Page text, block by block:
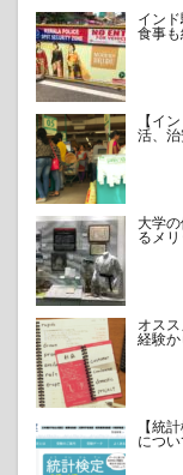
イン
食事
【イ
活、
大学
るメ
オス
経験か
【統
につ